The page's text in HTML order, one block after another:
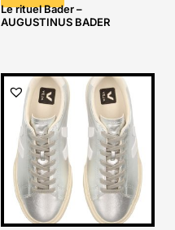
Le rituel Bader –
AUGUSTINUS BADER